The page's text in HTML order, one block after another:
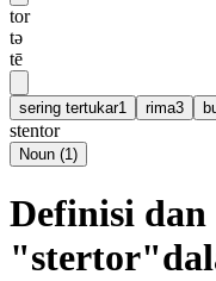
tor
tə
tē
sering tertukar1 rima3
stentor
Noun (1)
Definisi